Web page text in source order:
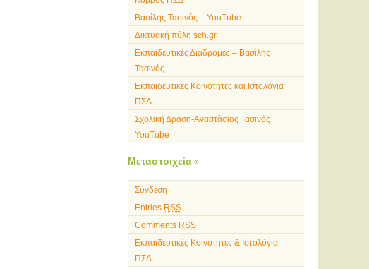
Βασίλης Τασινός – YouTube
Δικτυακή πύλη sch.gr
Εκπαιδευτικές Διαδρομές – Βασίλης
Τασινός
Εκπαιδευτικές Κοινότητες και Ιστολόγια
ΠΣΔ
Σχολική Δράση-Αναστάσιος Τασινός
YouTube
Μεταστοιχεία
Σύνδεση
Entries RSS
Comments RSS
Εκπαιδευτικές Κοινότητες & Ιστολόγια
ΠΣΔ